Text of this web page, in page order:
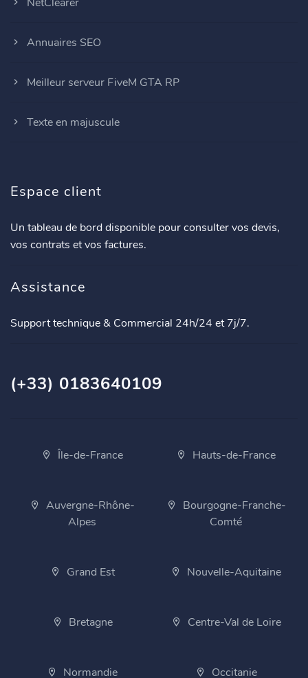
Annuaires SEO
Meilleur serveur FiveM GTA RP
Texte en majuscule
Espace client
Un tableau de bord disponible pour consulter vos devis,
vos contrats et vos factures.
Assistance
Support technique & Commercial 24h/24 et 7j/7.
(+33) 0183640109
Île-de-France Hauts-de-France
Auvergne-Rhône-
Alpes
Bourgogne-Franche-
Comté
Grand Est Nouvelle-Aquitaine
Bretagne Centre-Val de Loire
Normandie Occitanie